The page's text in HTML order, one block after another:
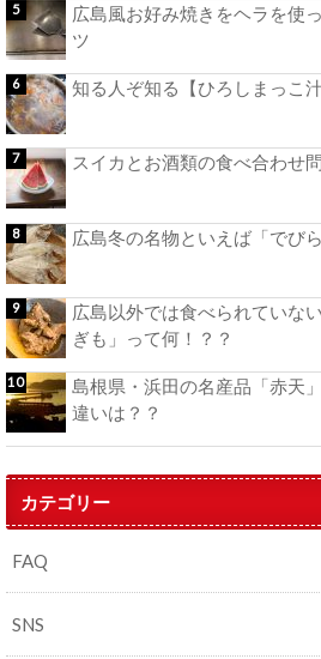
広島風お好み焼きをヘラを使
ツ
知る人ぞ知る【ひろしまっこ汁
スイカとお酒類の食べ合わせ
広島冬の名物といえば「でび
広島以外では食べられていな
ぎも」って何！？？
島根県・浜田の名産品「赤天
違いは？？
カテゴリー
FAQ
SNS